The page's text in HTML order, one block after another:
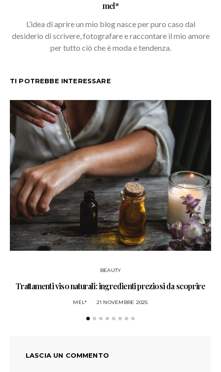
mel*
L’idea di aprire un mio blog nasce per puro caso dal
desiderio di scrivere, fotografare e raccontare il mio amore
per tutto ciò che è moda e tendenza.
TI POTREBBE INTERESSARE
BEAUTY
Trattamenti viso naturali: ingredienti preziosi da scoprire
MEL* 21 NOVEMBRE 2025
LASCIA UN COMMENTO